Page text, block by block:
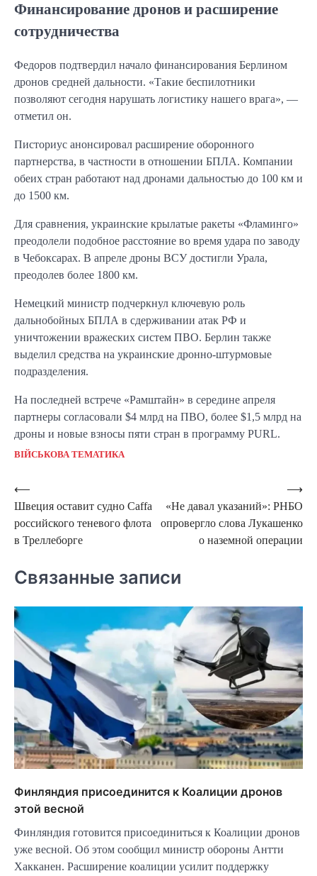
Финансирование дронов и расширение
сотрудничества
Федоров подтвердил начало финансирования Берлином
дронов средней дальности. «Такие беспилотники
позволяют сегодня нарушать логистику нашего врага», —
отметил он.
Писториус анонсировал расширение оборонного
партнерства, в частности в отношении БПЛА. Компании
обеих стран работают над дронами дальностью до 100 км и
до 1500 км.
Для сравнения, украинские крылатые ракеты «Фламинго»
преодолели подобное расстояние во время удара по заводу
в Чебоксарах. В апреле дроны ВСУ достигли Урала,
преодолев более 1800 км.
Немецкий министр подчеркнул ключевую роль
дальнобойных БПЛА в сдерживании атак РФ и
уничтожении вражеских систем ПВО. Берлин также
выделил средства на украинские дронно-штурмовые
подразделения.
На последней встрече «Рамштайн» в середине апреля
партнеры согласовали $4 млрд на ПВО, более $1,5 млрд на
дроны и новые взносы пяти стран в программу PURL.
ВІЙСЬКОВА ТЕМАТИКА
Навигация
по
записям
⟵
Швеция оставит судно Caffa
российского теневого флота
в Треллеборге
«Не давал указаний»: РНБО
опровергло слова Лукашенко
о наземной операции
⟶
Связанные записи
Финляндия присоединится к Коалиции дронов
этой весной
Финляндия готовится присоединиться к Коалиции дронов
уже весной. Об этом сообщил министр обороны Антти
Хакканен. Расширение коалиции усилит поддержку